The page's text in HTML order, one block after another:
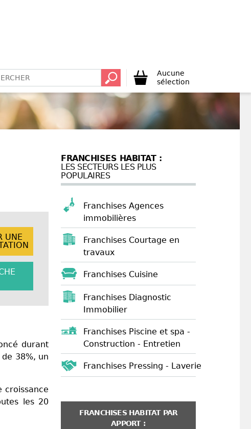
Aucune
sélection
UNE
durant
38%, un
croissance
les 20
FRANCHISES HABITAT :
LES SECTEURS LES PLUS
POPULAIRES
Franchises Agences
immobilières
Franchises Courtage en
travaux
Franchises Cuisine
Franchises Diagnostic
Immobilier
Franchises Piscine et spa -
Construction - Entretien
Franchises Pressing - Laverie
FRANCHISES HABITAT PAR
APPORT :